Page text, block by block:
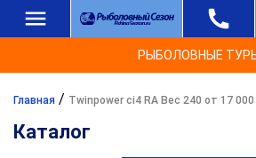
РЫБОЛОВНЫЕ
Главная / Twinpower ci4 RA Вес 240 от 17 000
Каталог